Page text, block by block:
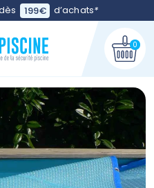
199€ d’achats*
0